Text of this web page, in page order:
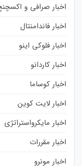
اخبار صرافی و
اخبار فاندامنتال
اخبار فلوکی اینو
اخبار کاردانو
اخبار کوساما
اخبار لایت کوین
اخبار مایکرواستراتژی
اخبار مقررات
اخبار مونرو